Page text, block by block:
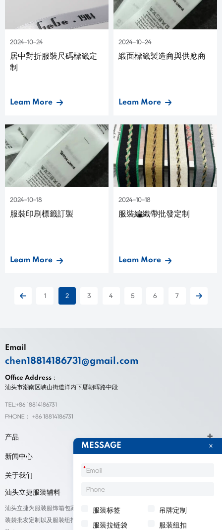
2024-10-24
居中對折服裝尺碼標籤定
制
Leam More
2024-10-24
緞面標籤製造商與供應商
Leam More
2024-10-18
服裝印刷標籤訂製
Leam More
2024-10-18
服裝編織帶批發定制
Leam More
1 2 3 4 5 6 7
Email
chen18814186731@gmail.com
Office Address：
汕头市潮南区峡山街道洋内下厝朝晖路中段
TEL:+86 18814186731
PHONE： +86 18814186731
产品
新闻中心
关于我们
汕头立捷服装辅料
汕头立捷为服装服饰箱包家纺鞋帽标签等产品厂家提供标签定制、吊牌定做、包
装袋批发定制以及服装纽扣低价批量出售；我们承接来自全球的订单，欢迎采
MESSAGE
*
服装标签 吊牌定制
服装拉链袋 服装纽扣